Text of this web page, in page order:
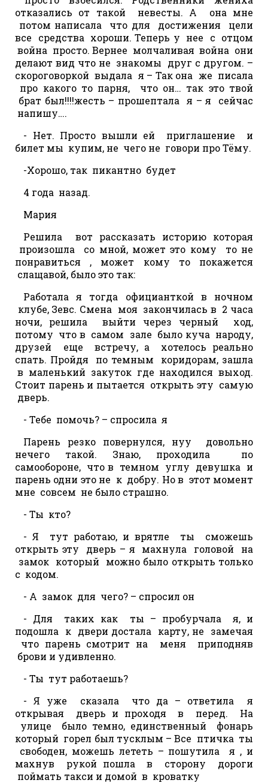
отказались от такой невесты. А она мне
потом написала что для достижения цели
все средства хороши. Теперь у нее с отцом
война просто. Вернее молчаливая война они
делают вид что не знакомы друг с другом. –
скороговоркой выдала я – Так она же писала
про какого то парня, что он… так это твой
брат был!!!!жесть – прошептала я – я сейчас
напишу….
- Нет. Просто вышли ей приглашение и
билет мы купим, не чего не говори про Тёму.
-Хорошо, так пикантно будет
4 года назад.
Мария
Решила вот рассказать историю которая
произошла со мной, может это кому то не
понравиться , может кому то покажется
слащавой, было это так:
Работала я тогда официанткой в ночном
клубе, Зевс. Смена моя закончилась в 2 часа
ночи, решила выйти через черный ход,
потому что в самом зале было куча народу,
друзей еще встречу, а хотелось реально
спать. Пройдя по темным коридорам, зашла
в маленький закуток где находился выход.
Стоит парень и пытается открыть эту самую
дверь.
- Тебе помочь? – спросила я
Парень резко повернулся, нуу довольно
нечего такой. Знаю, проходила по
самообороне, что в темном углу девушка и
парень одни это не к добру. Но в этот момент
мне совсем не было страшно.
- Ты кто?
- Я тут работаю, и врятле ты сможешь
открыть эту дверь – я махнула головой на
замок который можно было открыть только
с кодом.
- А замок для чего? – спросил он
- Для таких как ты – пробурчала я, и
подошла к двери достала карту, не замечая
что парень смотрит на меня приподняв
брови и удивленно.
- Ты тут работаешь?
- Я уже сказала что да – ответила я
открывая дверь и проходя в перед. На
улице было темно, единственный фонарь
который горел был тусклым – Все птичка ты
свободен, можешь лететь – пошутила я , и
махнув рукой пошла в сторону дороги
поймать такси и домой в кроватку